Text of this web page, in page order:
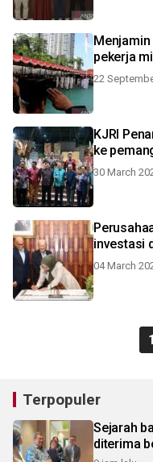
pekerja
22
KJRI
ke
30 March
investasi
04 March
1
Terpopuler
Sejarah
diterima